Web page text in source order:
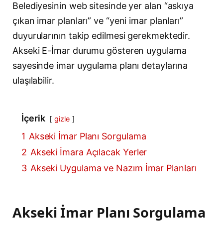
Belediyesinin web sitesinde yer alan “askıya
çıkan imar planları” ve “yeni imar planları”
duyurularının takip edilmesi gerekmektedir.
Akseki E-İmar durumu gösteren uygulama
sayesinde imar uygulama planı detaylarına
ulaşılabilir.
İçerik gizle
1 Akseki İmar Planı Sorgulama
2 Akseki İmara Açılacak Yerler
3 Akseki Uygulama ve Nazım İmar Planları
Akseki İmar Planı Sorgulama